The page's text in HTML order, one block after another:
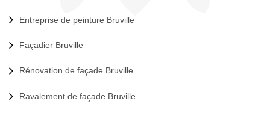
Entreprise de peinture Bruville
Façadier Bruville
Rénovation de façade Bruville
Ravalement de façade Bruville